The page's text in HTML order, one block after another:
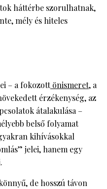
háttérbe szorulhatnak,
mély és hiteles
– a fokozottönismeret, a
érzékenység, az
átalakulása –
belső folyamat
kihívásokkal
jelei, hanem egy
de hosszú távon